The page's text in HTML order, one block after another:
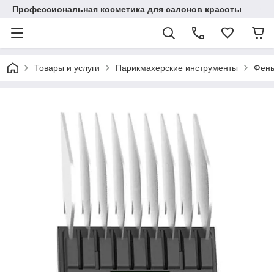
Профессиональная косметика для салонов красоты
Товары и услуги Парикмахерские инструменты